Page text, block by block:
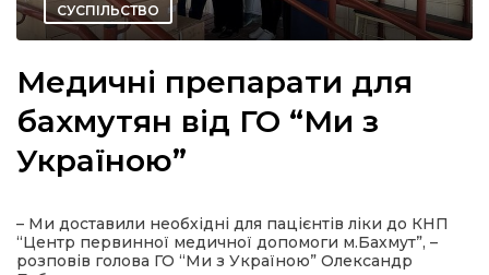
СУСПІЛЬСТВО
Медичні препарати для
бахмутян від ГО “Ми з
Україною”
– Ми доставили необхідні для пацієнтів ліки до КНП
“Центр первинної медичної допомоги м.Бахмут”, –
розповів голова ГО “Ми з Україною” Олександр